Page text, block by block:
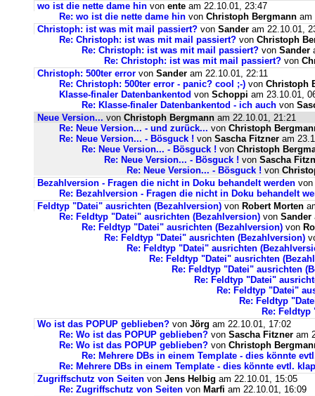
wo ist die nette dame hin von ente am 22.10.01, 23:47
Re: wo ist die nette dame hin von Christoph Bergmann am
Christoph: ist was mit mail passiert? von Sander am 22.10.01,
Re: Christoph: ist was mit mail passiert? von Christoph
Re: Christoph: ist was mit mail passiert? von Sander
Re: Christoph: ist was mit mail passiert? von
Christoph: 500ter error von Sander am 22.10.01, 22:11
Re: Christoph: 500ter error - panic? cool ;-) von Christoph
Klasse-finaler Datenbankentod von Schoppi am 23.10.01,
Re: Klasse-finaler Datenbankentod - ich auch von
Neue Version... von Christoph Bergmann am 22.10.01, 21:21
Re: Neue Version... - und zurück... von Christoph
Re: Neue Version... - Bösguck ! von Sascha Fitzner am
Re: Neue Version... - Bösguck ! von Christoph
Re: Neue Version... - Bösguck ! von Sascha
Re: Neue Version... - Bösguck ! von
Bezahlversion - Fragen die nicht in Doku behandelt werden von
Re: Bezahlversion - Fragen die nicht in Doku behandelt
Feldtyp "Datei" ausrichten (Bezahlversion) von Robert Morten
Re: Feldtyp "Datei" ausrichten (Bezahlversion) von Sander
Re: Feldtyp "Datei" ausrichten (Bezahlversion) von
Re: Feldtyp "Datei" ausrichten (Bezahlversion)
Re: Feldtyp "Datei" ausrichten
Re: Feldtyp "Datei" ausrichten
Re: Feldtyp "Datei" ausrichten
Re: Feldtyp "Datei"
Re: Feldtyp "Datei"
Re: Feldtyp
Re:
Wo ist das POPUP geblieben? von Jörg am 22.10.01, 17:02
Re: Wo ist das POPUP geblieben? von Sascha Fitzner am
Re: Wo ist das POPUP geblieben? von Christoph
Re: Mehrere DBs in einem Template - dies könnte
Re: Mehrere DBs in einem Template - dies könnte evtl.
Zugriffschutz von Seiten von Jens Helbig am 22.10.01, 15:05
Re: Zugriffschutz von Seiten von Marfi am 22.10.01, 16:09